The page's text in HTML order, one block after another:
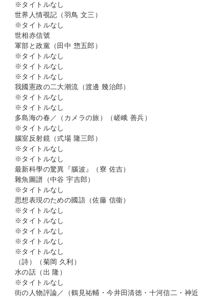
※タイトルなし
世界人情覗記（羽鳥 文三）
※タイトルなし
世相赤信號
軍部と政黨（田中 惣五郎）
※タイトルなし
※タイトルなし
※タイトルなし
我國憲政の二大潮流（渡邊 幾治郎）
※タイトルなし
※タイトルなし
多島海の春／（カメラの旅）（嵯峨 善兵）
※タイトルなし
腦室反射鏡（式場 隆三郎）
※タイトルなし
※タイトルなし
最新科學の驚異『腦波』（寮 佐吉）
雜魚圖譜（中谷 宇吉郎）
※タイトルなし
思想表現のための國語（佐藤 信衞）
※タイトルなし
※タイトルなし
※タイトルなし
※タイトルなし
※タイトルなし
（詩）（菊岡 久利）
水の話（出 隆）
※タイトルなし
街の人物評論／（鶴見祐輔・今井田清徳・十河信二・神近